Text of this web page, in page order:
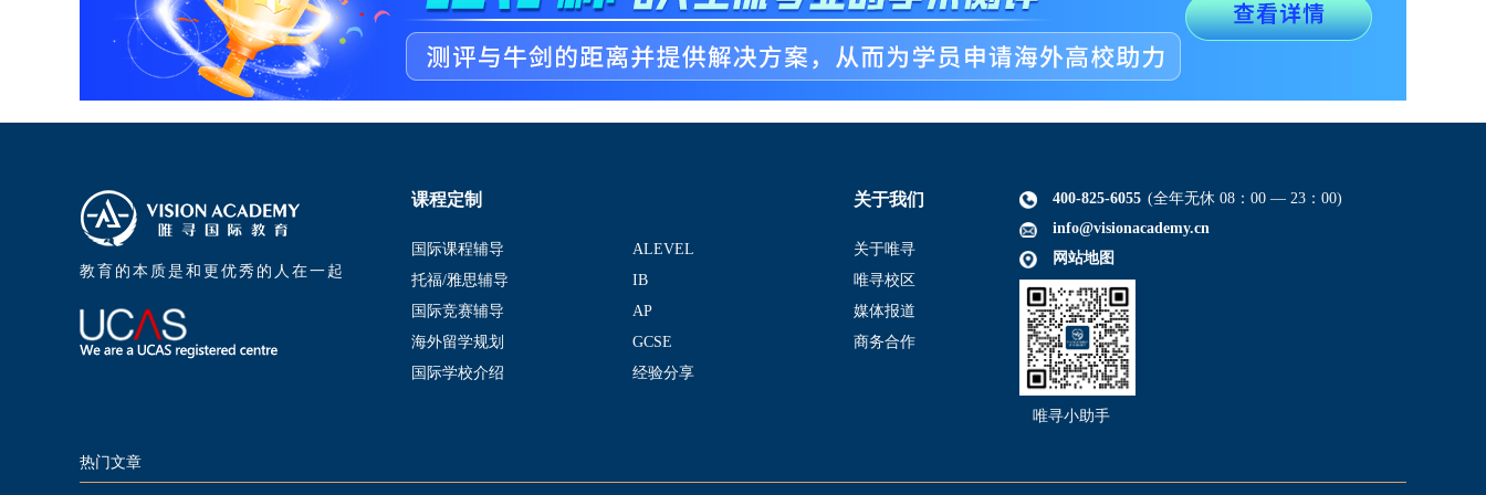
教育的本质是和更优秀的人在一起
课程定制
国际课程辅导
ALEVEL
托福/雅思辅导
IB
国际竞赛辅导
AP
海外留学规划
GCSE
国际学校介绍
经验分享
关于我们
关于唯寻
唯寻校区
媒体报道
商务合作
400-825-6055 (全年无休 08：00 — 23：00)
info@visionacademy.cn
网站地图
唯寻小助手
热门文章